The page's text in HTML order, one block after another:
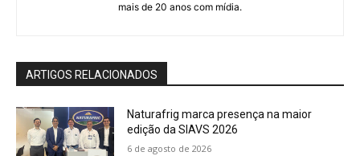
mais de 20 anos com mídia.
ARTIGOS RELACIONADOS
Naturafrig marca presença na maior
edição da SIAVS 2026
6 de agosto de 2026